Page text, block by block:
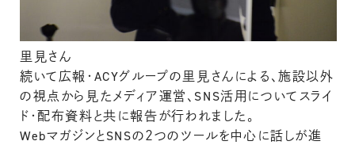
里見さん
続いて広報・ACYグループの里見さんによる、施設以外
の視点から見たメディア運営、SNS活用についてスライ
ド・配布資料と共に報告が行われました。
WebマガジンとSNSの２つのツールを中心に話しが進